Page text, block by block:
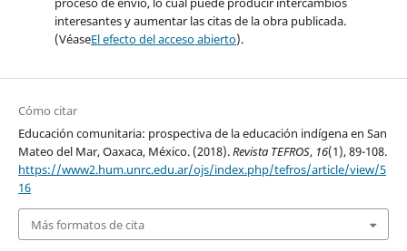
interesantes y aumentar las citas de la obra publicada.
(VéaseEl efecto del acceso abierto).
Cómo citar
Educación comunitaria: prospectiva de la educación indígena en San
Mateo del Mar, Oaxaca, México. (2018).Revista TEFROS, 16(1), 89-108.
https://www2.hum.unrc.edu.ar/ojs/index.php/tefros/article/view/5
16
Más formatos de cita